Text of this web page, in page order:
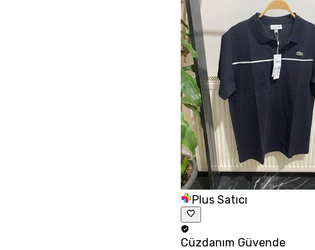
Plus Satıcı
Cüzdanım Güvende